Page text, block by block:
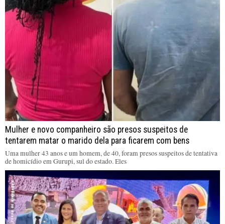
Mulher e novo companheiro são presos suspeitos de
tentarem matar o marido dela para ficarem com bens
Uma mulher 43 anos e um homem, de 40, foram presos suspeitos de tentativa
de homicídio em Gurupi, sul do estado. Eles